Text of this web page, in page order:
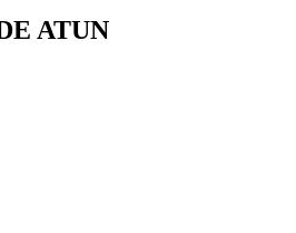
ATUN